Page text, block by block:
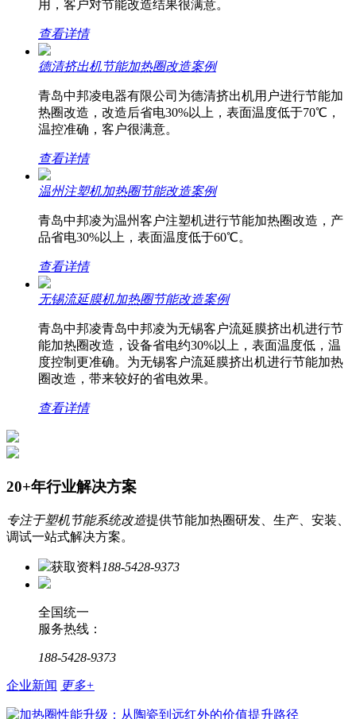
用，客户对节能改造结果很满意。
查看详情
德清挤出机节能加热圈改造案例
青岛中邦凌电器有限公司为德清挤出机用户进行节能加
热圈改造，改造后省电30%以上，表面温度低于70℃，
温控准确，客户很满意。
查看详情
温州注塑机加热圈节能改造案例
青岛中邦凌为温州客户注塑机进行节能加热圈改造，产
品省电30%以上，表面温度低于60℃。
查看详情
无锡流延膜机加热圈节能改造案例
青岛中邦凌青岛中邦凌为无锡客户流延膜挤出机进行节
能加热圈改造，设备省电约30%以上，表面温度低，温
度控制更准确。为无锡客户流延膜挤出机进行节能加热
圈改造，带来较好的省电效果。
查看详情
20+年行业解决方案
专注于塑机节能系统改造提供节能加热圈研发、生产、安装、
调试一站式解决方案。
获取资料188-5428-9373
全国统一
服务热线：
188-5428-9373
企业新闻 更多+